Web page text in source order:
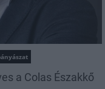
a Colas Északkő